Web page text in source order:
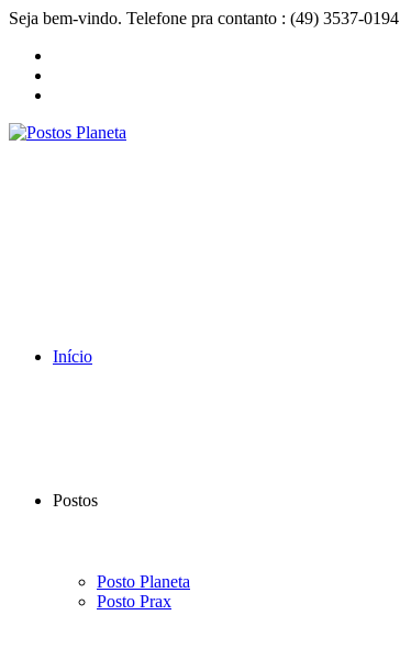
Seja bem-vindo. Telefone pra contanto : (49) 3537-0194
Início
Postos
Posto Planeta
Posto Prax